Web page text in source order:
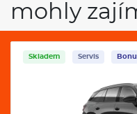
mohly
Skladem Servis